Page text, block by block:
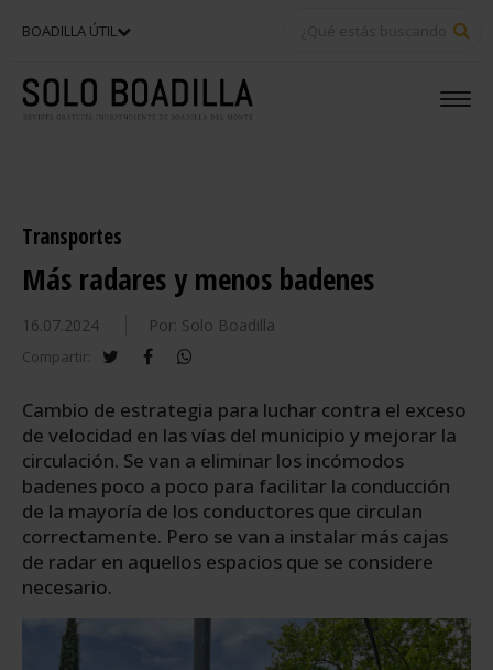
BOADILLA ÚTIL
Transportes
Más radares y menos badenes
16.07.2024 Por: Solo Boadilla
Compartir: twitterfacebook
Cambio de estrategia para luchar contra el exceso
de velocidad en las vías del municipio y mejorar la
circulación. Se van a eliminar los incómodos
badenes poco a poco para facilitar la conducción
de la mayoría de los conductores que circulan
correctamente. Pero se van a instalar más cajas
de radar en aquellos espacios que se considere
necesario.